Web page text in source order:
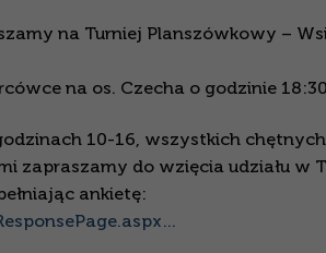
na Turniej Planszówkowy –
na os. Czecha o godzinie 18:30
10-16, wszystkich
zapraszamy do wzięcia udziału w
ankietę: